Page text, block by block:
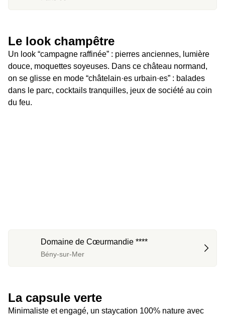
Le look champêtre
Un look “campagne raffinée” : pierres anciennes, lumière
douce, moquettes soyeuses. Dans ce château normand,
on se glisse en mode “châtelain·es urbain·es” : balades
dans le parc, cocktails tranquilles, jeux de société au coin
du feu.
Domaine de Cœurmandie ****
Bény-sur-Mer
La capsule verte
Minimaliste et engagé, un staycation 100% nature avec